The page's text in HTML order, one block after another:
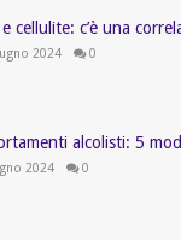
cellulite: c’è una
2024 0
alcolisti: 5
2024 0